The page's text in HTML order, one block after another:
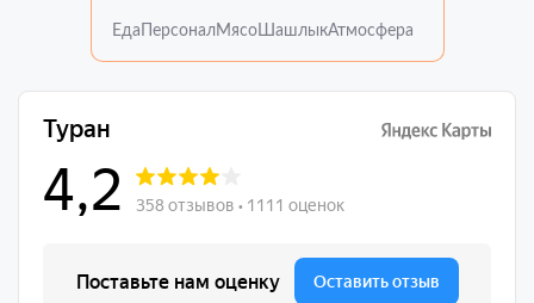
Еда ПерсоналМясоШашлыкАтмосфера